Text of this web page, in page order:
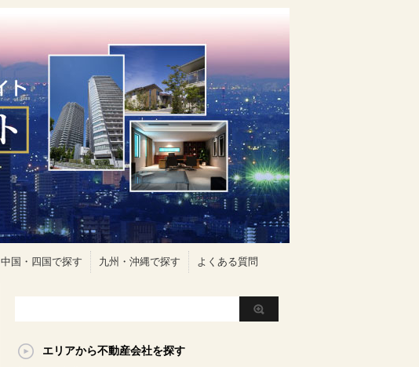
中国・四国で探す 九州・沖縄で探す よくある質問
エリアから不動産会社を探す